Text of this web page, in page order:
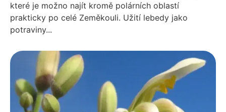
které je možno najít kromě polárních oblastí
prakticky po celé Zeměkouli. Užití lebedy jako
potraviny...